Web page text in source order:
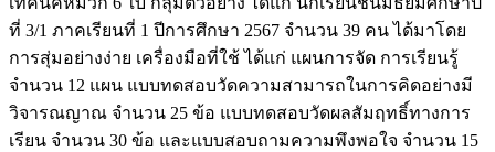
ที่ 3/1 ภาคเรียนที่ 1 ปีการศึกษา 2567 จำนวน 39 คน ได้มาโดย
การสุ่มอย่างง่าย เครื่องมือที่ใช้ ได้แก่ แผนการจัด การเรียนรู้
จำนวน 12 แผน แบบทดสอบวัดความสามารถในการคิดอย่างมี
วิจารณญาณ จำนวน 25 ข้อ แบบทดสอบวัดผลสัมฤทธิ์ทางการ
เรียน จำนวน 30 ข้อ และแบบสอบถามความพึงพอใจ จำนวน 15